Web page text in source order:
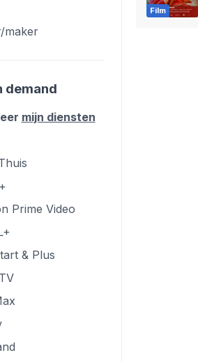
maker
demand
mijn diensten
Prime Video
& Plus
Film